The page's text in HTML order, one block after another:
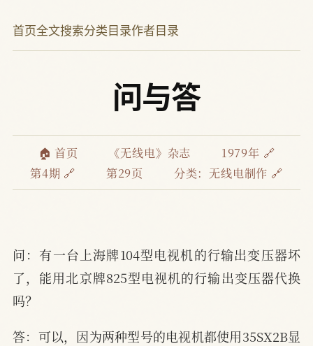
首页全文搜索分类目录作者目录
问与答
🏠 首页 《无线电》杂志
1979年 🔗
第4期 🔗
第29页 分类： 无线电制作 🔗
问：有一台上海牌104型电视机的行输出变压器坏
了，能用北京牌825型电视机的行输出变压器代换
吗？
答：可以，因为两种型号的电视机都使用35SX2B显